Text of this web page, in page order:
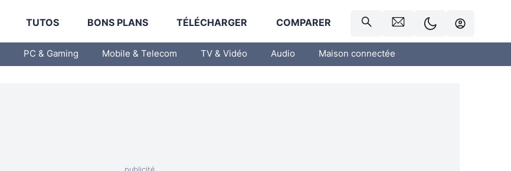
TUTOS BONS PLANS TÉLÉCHARGER COMPARER
PC & Gaming Mobile & Telecom TV & Vidéo Audio Maison connectée